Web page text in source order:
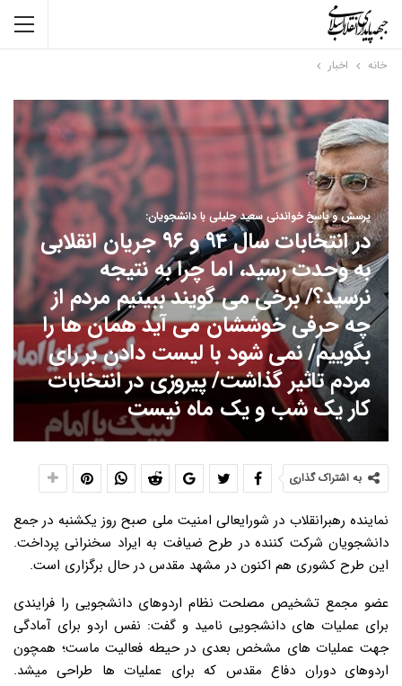
خانه اخبار
پرسش و پاسخ خواندنی سعید جلیلی با دانشجویان:
در انتخابات سال ۹۴ و ۹۶ جریان انقلابی
به وحدت رسید، اما چرا به نتیجه
نرسید؟/ برخی می گویند ببینیم مردم از
چه حرفی خوششان می آید همان ها را
بگوییم/ نمی شود با لیست دادن بر رای
مردم تاثیر گذاشت/ پیروزی در انتخابات
کار یک شب و یک ماه نیست
به اشتراک گذاری
نماینده رهبرانقلاب در شورایعالی امنیت ملی صبح روز یکشنبه در جمع
دانشجویان شرکت کننده در طرح ضیافت به ایراد سخنرانی پرداخت.
این طرح کشوری هم اکنون در مشهد مقدس در حال برگزاری است.
عضو مجمع تشخیص مصلحت نظام اردوهای دانشجویی را فرایندی
برای عملیات های دانشجویی نامید و گفت: نفس اردو برای آمادگی
جهت عملیات های مشخص بعدی در حیطه فعالیت ماست؛ همچون
اردوهای دوران دفاع مقدس که برای عملیات ها طراحی میشد.